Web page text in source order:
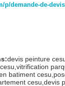
p/demande-de-
devis peinture
batiment
cesu,devis